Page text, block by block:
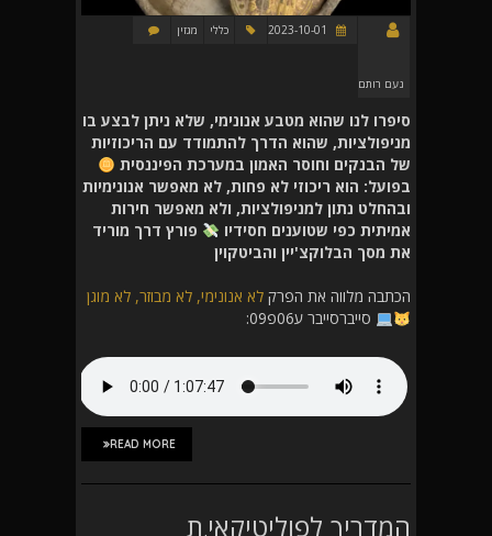
נעם רותם
כללי מגזין
סיפרו לנו שהוא מטבע אנונימי, שלא ניתן לבצע בו
מניפולציות, שהוא הדרך להתמודד עם הריכוזיות
של הבנקים וחוסר האמון במערכת הפיננסית
בפועל: הוא ריכוזי לא פחות, לא מאפשר אנונימיות
ובהחלט נתון למניפולציות, ולא מאפשר חירות
אמיתית כפי שטוענים חסידיו
פורץ דרך מוריד
את מסך הבלוקצ'יין והביטקוין
הכתבה מלווה את הפרק לא אנונימי, לא מבוזר, לא מוגן
סייברסייבר ע06פ09:
READ MORE
המדריך לפוליטיקאי.ת